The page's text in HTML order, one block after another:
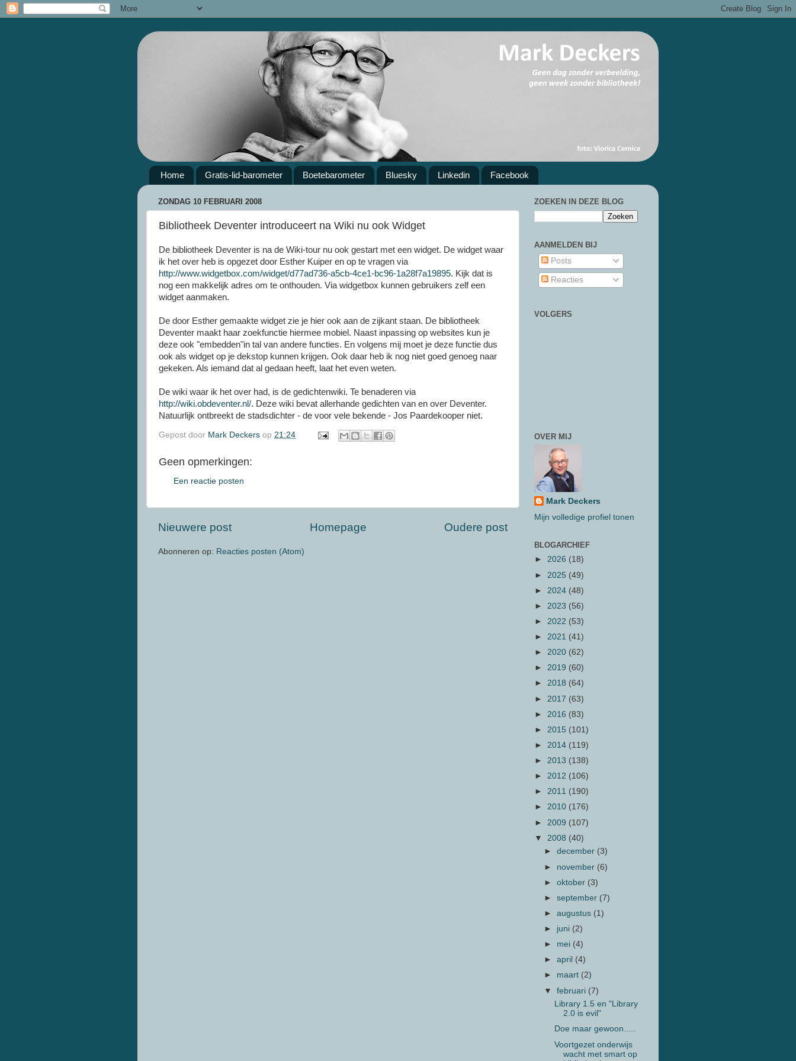
Home Gratis-lid-barometer Boetebarometer Bluesky Linkedin Facebook
ZONDAG 10 FEBRUARI 2008
Bibliotheek Deventer introduceert na Wiki nu ook Widget
De bibliotheek Deventer is na de Wiki-tour nu ook gestart met een widget. De widget waar
ik het over heb is opgezet door Esther Kuiper en op te vragen via
http://www.widgetbox.com/widget/d77ad736-a5cb-4ce1-bc96-1a28f7a19895. Kijk dat is
nog een makkelijk adres om te onthouden. Via widgetbox kunnen gebruikers zelf een
widget aanmaken.
De door Esther gemaakte widget zie je hier ook aan de zijkant staan. De bibliotheek
Deventer maakt haar zoekfunctie hiermee mobiel. Naast inpassing op websites kun je
deze ook "embedden"in tal van andere functies. En volgens mij moet je deze functie dus
ook als widget op je dekstop kunnen krijgen. Ook daar heb ik nog niet goed genoeg naar
gekeken. Als iemand dat al gedaan heeft, laat het even weten.
De wiki waar ik het over had, is de gedichtenwiki. Te benaderen via
http://wiki.obdeventer.nl/. Deze wiki bevat allerhande gedichten van en over Deventer.
Natuurlijk ontbreekt de stadsdichter - de voor vele bekende - Jos Paardekooper niet.
Gepost door Mark Deckers op 21:24
Geen opmerkingen:
Een reactie posten
Nieuwere post Oudere post
Homepage
Abonneren op: Reacties posten (Atom)
ZOEKEN IN DEZE BLOG
AANMELDEN BIJ
Posts
Reacties
VOLGERS
OVER MIJ
Mark Deckers
Mijn volledige profiel tonen
BLOGARCHIEF
► 2026 (18)
► 2025 (49)
► 2024 (48)
► 2023 (56)
► 2022 (53)
► 2021 (41)
► 2020 (62)
► 2019 (60)
► 2018 (64)
► 2017 (63)
► 2016 (83)
► 2015 (101)
► 2014 (119)
► 2013 (138)
► 2012 (106)
► 2011 (190)
► 2010 (176)
► 2009 (107)
▼ 2008 (40)
►december (3)
► november (6)
►oktober (3)
►september (7)
►augustus (1)
► juni (2)
► mei (4)
►april (4)
► maart (2)
▼februari (7)
Library 1.5 en "Library
2.0 is evil"
Doe maar gewoon.....
Voortgezet onderwijs
wacht met smart op